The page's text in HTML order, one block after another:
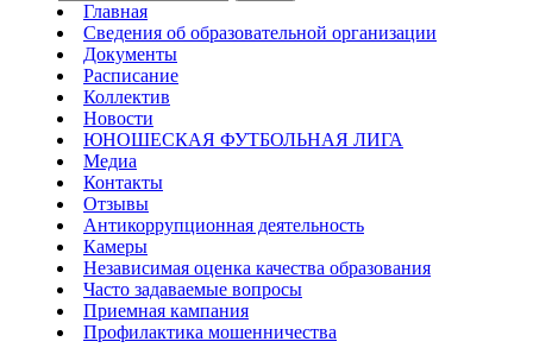
Главная
Сведения об образовательной организации
Документы
Расписание
Коллектив
Новости
ЮНОШЕСКАЯ ФУТБОЛЬНАЯ ЛИГА
Медиа
Контакты
Отзывы
Антикоррупционная деятельность
Камеры
Независимая оценка качества образования
Часто задаваемые вопросы
Приемная кампания
Профилактика мошенничества